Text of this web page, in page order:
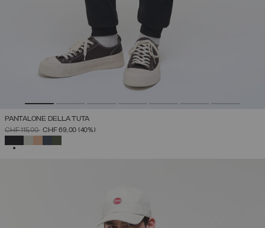
PANTALONE DELLA TUTA
PREZZO RIDOTTO DA
CHF 115,00ACHF 69,00 (40%)